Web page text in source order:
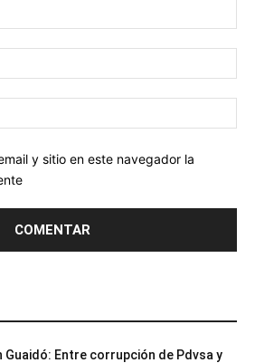
y sitio en este navegador la
Guaidó: Entre corrupción de Pdvsa y